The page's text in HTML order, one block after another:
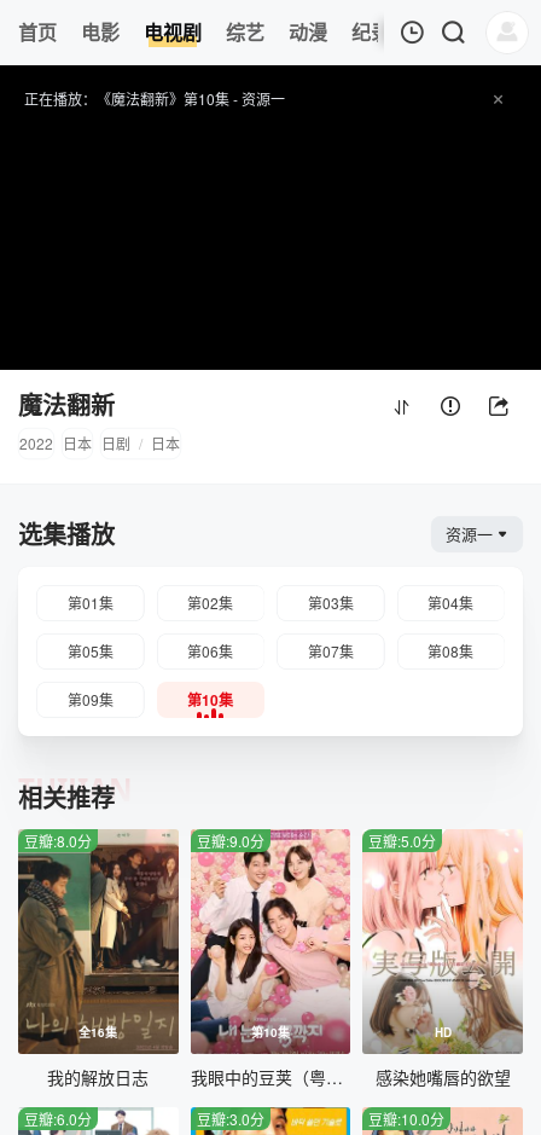
首页 电影 电视剧 综艺 动漫 纪录片 午夜剧场
我的观影记录
正在播放：《魔法翻新》第10集 - 资源一
魔法翻新
2022 日本 日剧 / 日本
选集播放 资源一
第01集 第02集 第03集 第04集
第05集 第06集 第07集 第08集
第09集 第10集
相关推荐
TUIJIAN
全16集
豆瓣:8.0分
我的解放日志
第10集
豆瓣:9.0分
我眼中的豆荚（粤语版）
HD
豆瓣:5.0分
感染她嘴唇的欲望
豆瓣:6.0分 豆瓣:3.0分 豆瓣:10.0分